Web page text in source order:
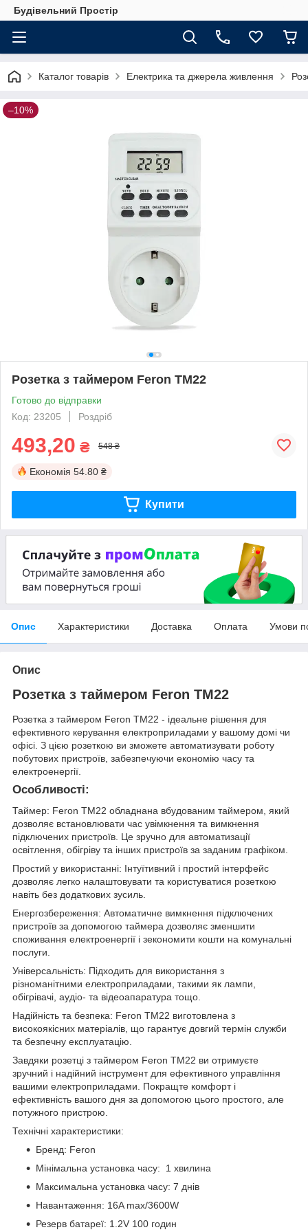
Будівельний Простір
Каталог товарів Електрика та джерела живлення
–10%
Розетка з таймером Feron TM22
Готово до відправки
Код: 23205
Роздріб
493,20 ₴ 548 ₴
Економія 54.80 ₴
Купити
Опис Характеристики Доставка Оплата Умови
Опис
Розетка з таймером Feron TM22
Розетка з таймером Feron TM22 - ідеальне рішення для
ефективного керування електроприладами у вашому домі чи
офісі. З цією розеткою ви зможете автоматизувати роботу
побутових пристроїв, забезпечуючи економію часу та
електроенергії.
Особливості:
Таймер: Feron TM22 обладнана вбудованим таймером, який
дозволяє встановлювати час увімкнення та вимкнення
підключених пристроїв. Це зручно для автоматизації
освітлення, обігріву та інших пристроїв за заданим графіком.
Простий у використанні: Інтуїтивний і простий інтерфейс
дозволяє легко налаштовувати та користуватися розеткою
навіть без додаткових зусиль.
Енергозбереження: Автоматичне вимкнення підключених
пристроїв за допомогою таймера дозволяє зменшити
споживання електроенергії і зекономити кошти на комунальні
послуги.
Універсальність: Підходить для використання з
різноманітними електроприладами, такими як лампи,
обігрівачі, аудіо- та відеоапаратура тощо.
Надійність та безпека: Feron TM22 виготовлена з
високоякісних матеріалів, що гарантує довгий термін служби
та безпечну експлуатацію.
Завдяки розетці з таймером Feron TM22 ви отримуєте
зручний і надійний інструмент для ефективного управління
вашими електроприладами. Покращте комфорт і
ефективність вашого дня за допомогою цього простого, але
потужного пристрою.
Технічні характеристики:
Бренд: Feron
Мінімальна установка часу: 1 хвилина
Максимальна установка часу: 7 днів
Навантаження: 16A max/3600W
Резерв батареї: 1.2V 100 годин